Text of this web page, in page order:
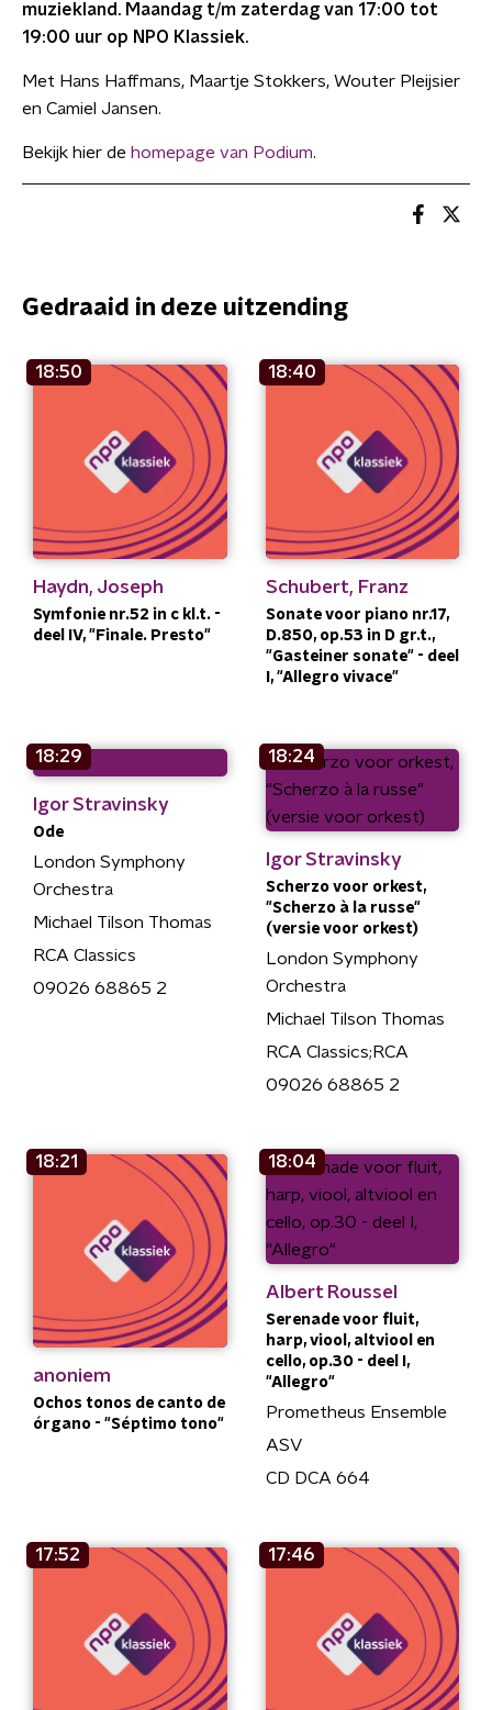
muziekland. Maandag t/m zaterdag van 17:00 tot
19:00 uur op NPO Klassiek.
Met Hans Haffmans, Maartje Stokkers, Wouter Pleijsier
en Camiel Jansen.
Bekijk hier de homepage van Podium.
Gedraaid in deze uitzending
18:50
Haydn, Joseph
Symfonie nr.52 in c kl.t. -
deel IV, "Finale. Presto"
18:40
Schubert, Franz
Sonate voor piano nr.17,
D.850, op.53 in D gr.t.,
"Gasteiner sonate" - deel
I, "Allegro vivace"
18:29
Igor Stravinsky
Ode
London Symphony
Orchestra
Michael Tilson Thomas
RCA Classics
09026 68865 2
18:24
Igor Stravinsky
Scherzo voor orkest,
"Scherzo à la russe"
(versie voor orkest)
London Symphony
Orchestra
Michael Tilson Thomas
RCA Classics;RCA
09026 68865 2
18:21
anoniem
Ochos tonos de canto de
órgano - "Séptimo tono"
18:04
Albert Roussel
Serenade voor fluit,
harp, viool, altviool en
cello, op.30 - deel I,
"Allegro"
Prometheus Ensemble
ASV
CD DCA 664
17:52 17:46